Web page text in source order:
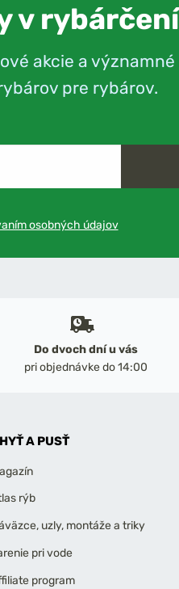
v rybárčení
akcie a
pre rybárov.
osobných údajov
Do dvoch dní u vás
pri objednávke do 14:00
A PUSŤ
rýb
uzly, montáže a triky
pri vode
program